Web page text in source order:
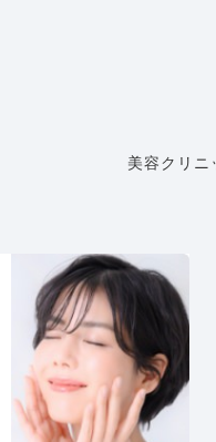
美容クリニ